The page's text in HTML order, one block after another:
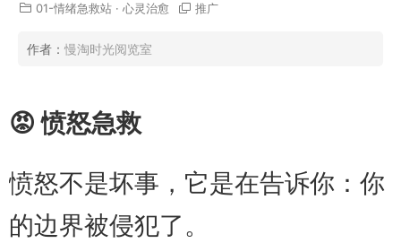
01-情绪急救站 · 心灵治愈 推广
作者： 慢淘时光阅览室
😡 愤怒急救
愤怒不是坏事，它是在告诉你：你
的边界被侵犯了。